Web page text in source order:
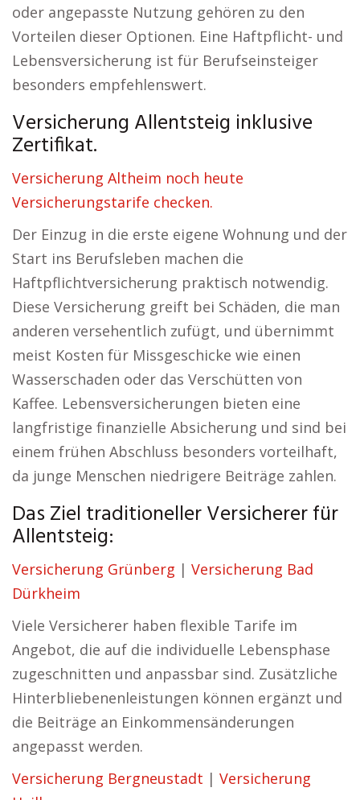
oder angepasste Nutzung gehören zu den
Vorteilen dieser Optionen. Eine Haftpflicht- und
Lebensversicherung ist für Berufseinsteiger
besonders empfehlenswert.
Versicherung Allentsteig inklusive
Zertifikat.
Versicherung Altheim noch heute
Versicherungstarife checken.
Der Einzug in die erste eigene Wohnung und der
Start ins Berufsleben machen die
Haftpflichtversicherung praktisch notwendig.
Diese Versicherung greift bei Schäden, die man
anderen versehentlich zufügt, und übernimmt
meist Kosten für Missgeschicke wie einen
Wasserschaden oder das Verschütten von
Kaffee. Lebensversicherungen bieten eine
langfristige finanzielle Absicherung und sind bei
einem frühen Abschluss besonders vorteilhaft,
da junge Menschen niedrigere Beiträge zahlen.
Das Ziel traditioneller Versicherer für
Allentsteig:
Versicherung Grünberg | Versicherung Bad
Dürkheim
Viele Versicherer haben flexible Tarife im
Angebot, die auf die individuelle Lebensphase
zugeschnitten und anpassbar sind. Zusätzliche
Hinterbliebenenleistungen können ergänzt und
die Beiträge an Einkommensänderungen
angepasst werden.
Versicherung Bergneustadt | Versicherung